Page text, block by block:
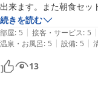
出来ます。また朝食セッ
います。豊橋に来る際は
続きを読む
部屋: 5 | 接客・サービス: 5 |
温泉・お風呂: 5 | 設備: 5 |
13